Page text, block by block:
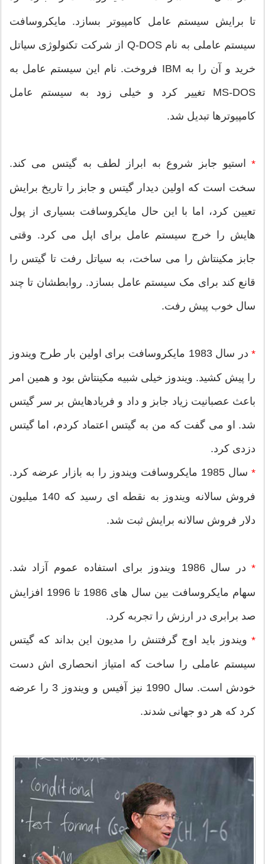
تا برایش سیستم عامل کامپیوتر بسازد. مایکروسافت
سیستم عاملی به نام Q-DOS از شرکت تکنولوژی سیاتل
خرید و آن را به IBM فروخت. نام این سیستم عامل به
MS-DOS تغییر کرد و خیلی زود به سیستم عامل
کامپیوترها تبدیل شد.
*استیو جابز شروع به ابراز لطف به گیتس می کند.
سخت است که اولین دیدار گیتس و جابز را تاریخ برایش
تعیین کرد، اما با این حال مایکروسافت بسیاری از پول
هایش را خرج سیستم عامل برای اپل می کرد. وقتی
جابز مکینتاش را می ساخت، به سیاتل رفت تا گیتس را
قانع کند برای مک سیستم عامل بسازد. روابطشان تا چند
سال خوب پیش رفت.
* در سال 1983 مایکروسافت برای اولین بار طرح ویندوز
را پیش کشید. ویندوز خیلی شبیه مکینتاش بود و همین امر
باعث عصبانیت زیاد جابز و داد و فریادهایش بر سر گیتس
شد. او می گفت که من به گیتس اعتماد کردم، اما گیتس
دزدی کرد.
* سال 1985 مایکروسافت ویندوز را به بازار عرضه کرد.
فروش سالانه ویندوز به نقطه ای رسید که 140 میلیون
دلار فروش سالانه برایش ثبت شد.
* در سال 1986 ویندوز برای استفاده عموم آزاد شد.
سهام مایکروسافت بین سال های 1986 تا 1996 افزایش
صد برابری در ارزش را تجربه کرد.
*ویندوز باید اوج گرفتنش را مدیون این بداند که گیتس
سیستم عاملی را ساخت که امتیاز انحصاری اش دست
خودش است. سال 1990 نیز آفیس و ویندوز 3 را عرضه
کرد که هر دو جهانی شدند.